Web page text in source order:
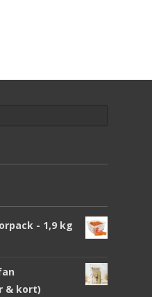
- 1,9 kg
& kort)